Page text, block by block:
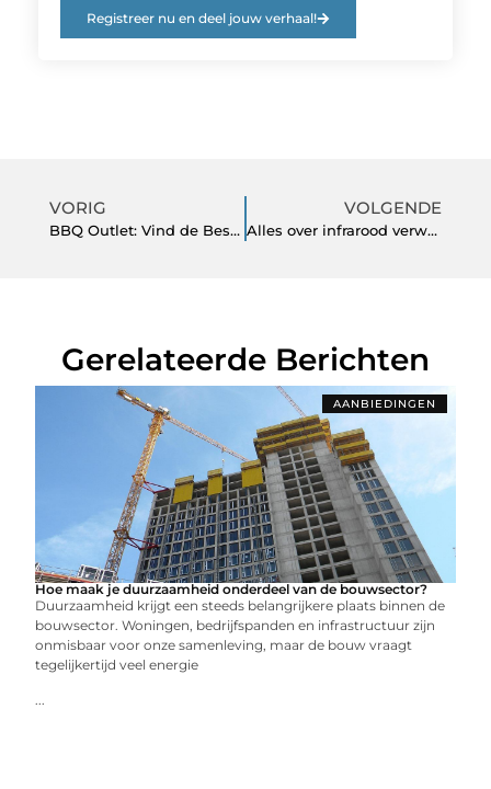
Registreer nu en deel jouw verhaal!
VORIG
BBQ Outlet: Vind de Beste Deals op BBQ's en Accessoires
VOLGENDE
Alles over infrarood verwarming: de ideale verwarmingsoplossing
Gerelateerde Berichten
AANBIEDINGEN
Hoe maak je duurzaamheid onderdeel van de bouwsector?
Duurzaamheid krijgt een steeds belangrijkere plaats binnen de
bouwsector. Woningen, bedrijfspanden en infrastructuur zijn
onmisbaar voor onze samenleving, maar de bouw vraagt
tegelijkertijd veel energie
...